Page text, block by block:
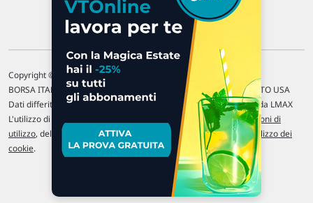
Copyright © 1996-2026 Traderlink Italia s.r.l.
BORSA ITALIANA Quotazioni di borsa differite di 15 min. / MERCATO USA
Dati differiti di 15 min. (fonte Intrinio) / FOREX Quotazioni fornite da LMAX
L'utilizzo di questo sito implica l'accettazione delle nostre Condizioni di
utilizzo, del Disclaimer MAR, delle Politiche sulla privacye dell' Utilizzo dei
cookie.